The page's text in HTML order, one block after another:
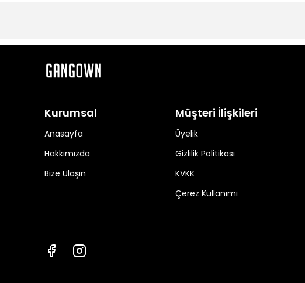
Kurumsal
Anasayfa
Hakkımızda
Bize Ulaşın
Müşteri İlişkileri
Üyelik
Gizlilik Politikası
KVKK
Çerez Kullanımı